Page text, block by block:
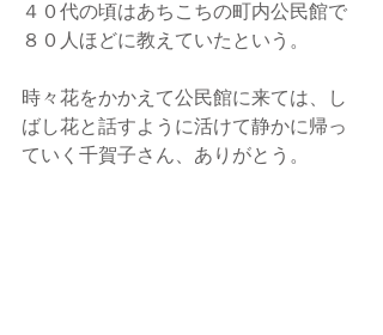
４０代の頃はあちこちの町内公民館で
８０人ほどに教えていたという。
時々花をかかえて公民館に来ては、し
ばし花と話すように活けて静かに帰っ
ていく千賀子さん、ありがとう。